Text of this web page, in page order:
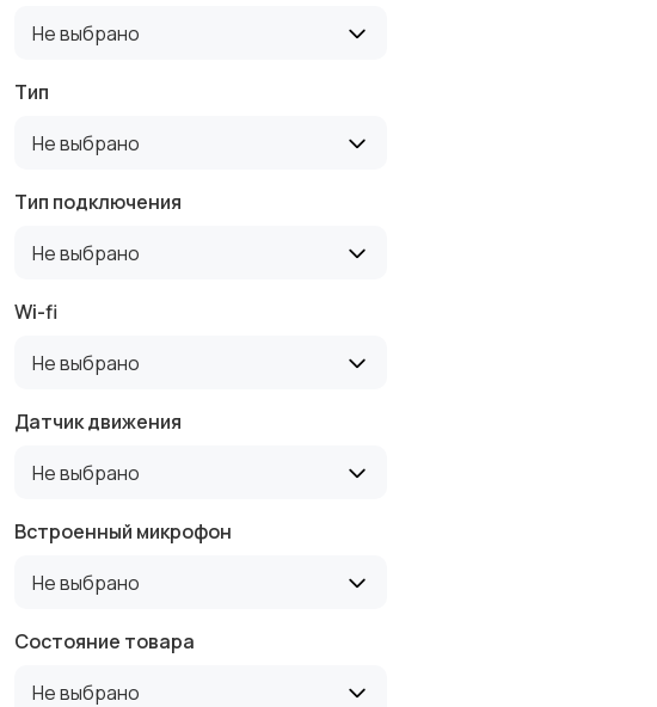
Не выбрано
Тип
Не выбрано
Тип подключения
Не выбрано
Wi-fi
Не выбрано
Датчик движения
Не выбрано
Встроенный микрофон
Не выбрано
Состояние товара
Не выбрано